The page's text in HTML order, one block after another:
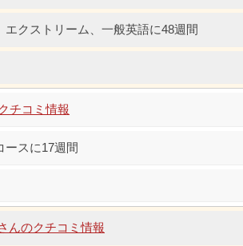
エクストリーム、一般英語に48週間
チコミ情報
ースに17週間
んのクチコミ情報